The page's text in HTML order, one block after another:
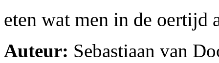
eten wat men in de oertijd
Auteur: Sebastiaan van